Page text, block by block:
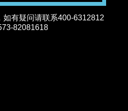
如有疑问请联系400-6312812
82081618